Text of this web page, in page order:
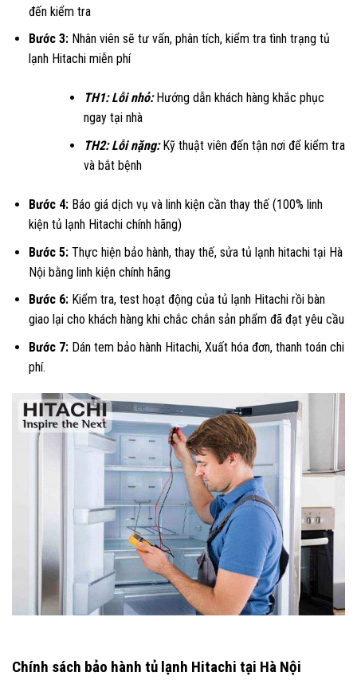
đến kiểm tra
Bước 3:Nhân viên sẽ tư vấn, phân tích, kiểm tra tình trạng tủ
lạnh Hitachi miễn phí
TH1: Lỗi nhỏ:Hướng dẫn khách hàng khắc phục
ngay tại nhà
TH2: Lỗi nặng:Kỹ thuật viên đến tận nơi để kiểm tra
và bắt bệnh
Bước 4:Báo giá dịch vụ và linh kiện cần thay thế (100% linh
kiện tủ lạnh Hitachi chính hãng)
Bước 5:Thực hiện bảo hành, thay thế, sửa tủ lạnh hitachi tại Hà
Nội bằng linh kiện chính hãng
Bước 6:Kiểm tra, test hoạt động của tủ lạnh Hitachi rồi bàn
giao lại cho khách hàng khi chắc chắn sản phẩm đã đạt yêu cầu
Bước 7:Dán tem bảo hành Hitachi, Xuất hóa đơn, thanh toán chi
phí.
Chính sách bảo hành tủ lạnh Hitachi tại Hà Nội